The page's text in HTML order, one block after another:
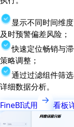
显示不同时间维
及时预警偏差风险；
快速定位畅销与
策略调整；
通过过滤组件筛
详细数据分析。
FineBI试用
看板